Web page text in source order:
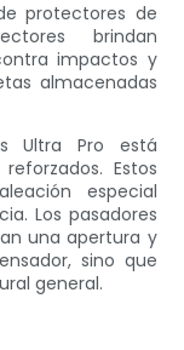
protectores de
brindan
impactos y
almacenadas
Ultra Pro está
Estos
especial
Los pasadores
una apertura y
sino que
general.